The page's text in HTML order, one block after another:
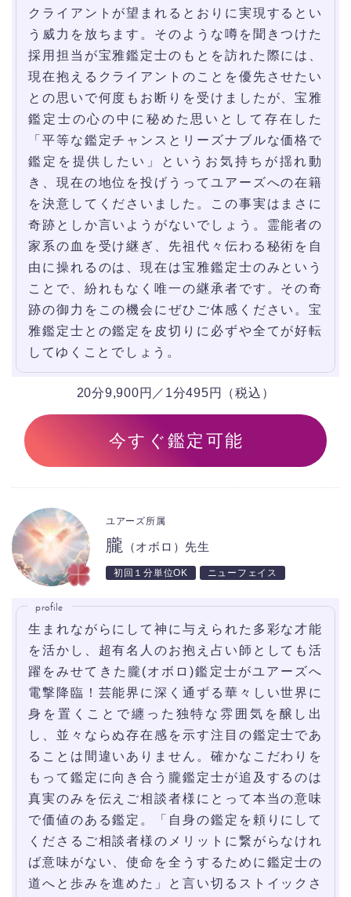
クライアントが望まれるとおりに実現するとい
う威力を放ちます。そのような噂を聞きつけた
採用担当が宝雅鑑定士のもとを訪れた際には、
現在抱えるクライアントのことを優先させたい
との思いで何度もお断りを受けましたが、宝雅
鑑定士の心の中に秘めた思いとして存在した
「平等な鑑定チャンスとリーズナブルな価格で
鑑定を提供したい」というお気持ちが揺れ動
き、現在の地位を投げうってユアーズへの在籍
を決意してくださいました。この事実はまさに
奇跡としか言いようがないでしょう。霊能者の
家系の血を受け継ぎ、先祖代々伝わる秘術を自
由に操れるのは、現在は宝雅鑑定士のみという
ことで、紛れもなく唯一の継承者です。その奇
跡の御力をこの機会にぜひご体感ください。宝
雅鑑定士との鑑定を皮切りに必ずや全てが好転
してゆくことでしょう。
20分9,900円／1分495円（税込）
今すぐ鑑定可能
朧 （オボロ）先生
ユアーズ所属
初回１分単位OK ニューフェイス
profile
生まれながらにして神に与えられた多彩な才能
を活かし、超有名人のお抱え占い師としても活
躍をみせてきた朧(オボロ)鑑定士がユアーズへ
電撃降臨！芸能界に深く通ずる華々しい世界に
身を置くことで纏った独特な雰囲気を醸し出
し、並々ならぬ存在感を示す注目の鑑定士であ
ることは間違いありません。確かなこだわりを
もって鑑定に向き合う朧鑑定士が追及するのは
真実のみを伝えご相談者様にとって本当の意味
で価値のある鑑定。「自身の鑑定を頼りにして
くださるご相談者様のメリットに繋がらなけれ
ば意味がない、使命を全うするために鑑定士の
道へと歩みを進めた」と言い切るストイックさ